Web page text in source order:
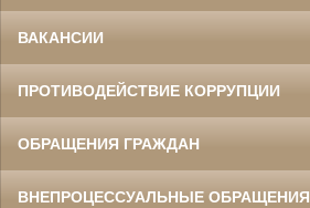
ВАКАНСИИ
ПРОТИВОДЕЙСТВИЕ КОРРУПЦИИ
ОБРАЩЕНИЯ ГРАЖДАН
ВНЕПРОЦЕССУАЛЬНЫЕ ОБРАЩЕНИЯ